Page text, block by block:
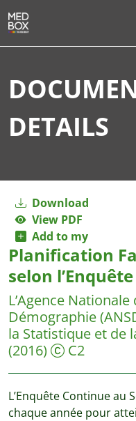
DETAILS
Download
View PDF
Add to my
Planification
selon
L’Agence
Démographie
la Statistique et de
(2016)
C2
L’Enquête Continue au
chaque année pour